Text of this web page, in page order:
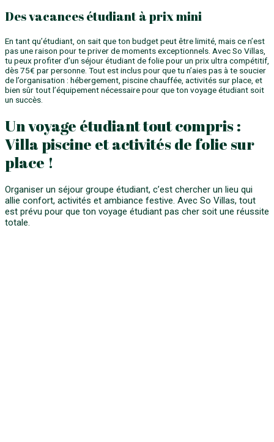
Des vacances étudiant à prix mini
En tant qu’étudiant, on sait que ton budget peut être limité, mais ce n’est
pas une raison pour te priver de moments exceptionnels. Avec So Villas,
tu peux profiter d’un séjour étudiant de folie pour un prix ultra compétitif,
dès 75€ par personne. Tout est inclus pour que tu n’aies pas à te soucier
de l’organisation : hébergement, piscine chauffée, activités sur place, et
bien sûr tout l’équipement nécessaire pour que ton voyage étudiant soit
un succès.
Un voyage étudiant tout compris :
Villa piscine et activités de folie sur
place !
Organiser un séjour groupe étudiant, c’est chercher un lieu qui
allie confort, activités et ambiance festive. Avec So Villas, tout
est prévu pour que ton voyage étudiant pas cher soit une réussite
totale.